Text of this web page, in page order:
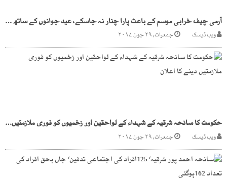
آرمی چیف خرابی موسم کے باعث پارا چنار نہ جاسکے، عید جوانوں کے ساتھ منائی
ویب ڈیسک جمعرات, ۲۹ جون ۲۰۱۷
حکومت کا سانحہ شرقیہ کے شہداء کے لواحقین اور زخمیوں کو فوری ملازمتیں دینے کا اعلان
ویب ڈیسک جمعرات, ۲۹ جون ۲۰۱۷